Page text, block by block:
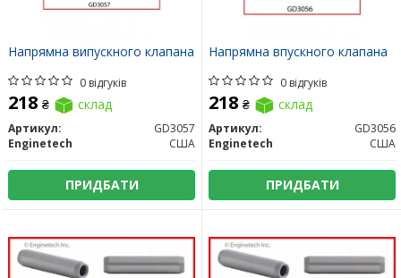
Напрямна випускного клапана
0 відгуків
218 ₴ склад
Артикул:
GD3057
Enginetech
США
ПРИДБАТИ
Напрямна впускного клапана
0 відгуків
218 ₴ склад
Артикул:
GD3056
Enginetech
США
ПРИДБАТИ